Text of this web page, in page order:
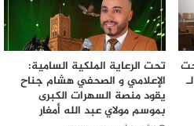
صباحا إلى الحادية عشرة
تحت الرعاية الملكية السامية:
الإعلامي و الصحفي هشام جناح
يقود منصة السهرات الكبرى
بموسم مولاي عبد الله أمغار